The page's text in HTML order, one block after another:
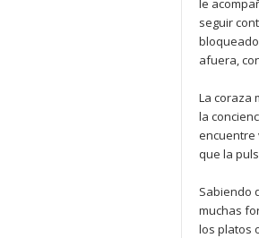
le
seguir
afuera,
La coraza
la
encuentre
que la
Sabiendo
muchas
los platos